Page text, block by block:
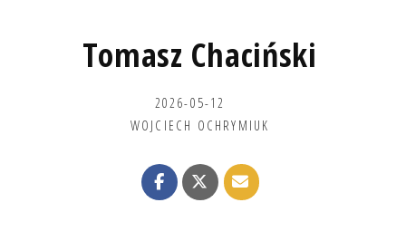
Tomasz Chaciński
2026-05-12
WOJCIECH OCHRYMIUK